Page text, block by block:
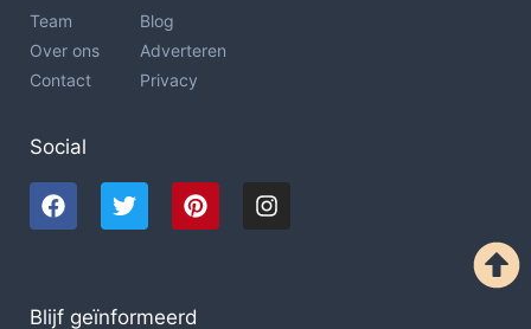
Team
Over ons
Contact
Blog
Adverteren
Privacy
Social
Blijf geïnformeerd